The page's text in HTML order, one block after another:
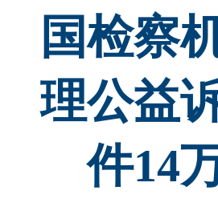
国检察
理公益
件14